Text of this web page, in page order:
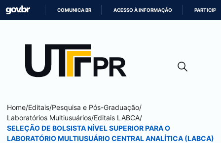
CONTEÚDO
COMUNICA BR ACESSO À INFORMAÇÃO PARTICIPE
Home/Editais/Pesquisa e Pós-Graduação/
Laboratórios Multiusuários/Editais LABCA/
SELEÇÃO DE BOLSISTA NÍVEL SUPERIOR PARA O
LABORATÓRIO MULTIUSUÁRIO CENTRAL ANALÍTICA (LABCA)